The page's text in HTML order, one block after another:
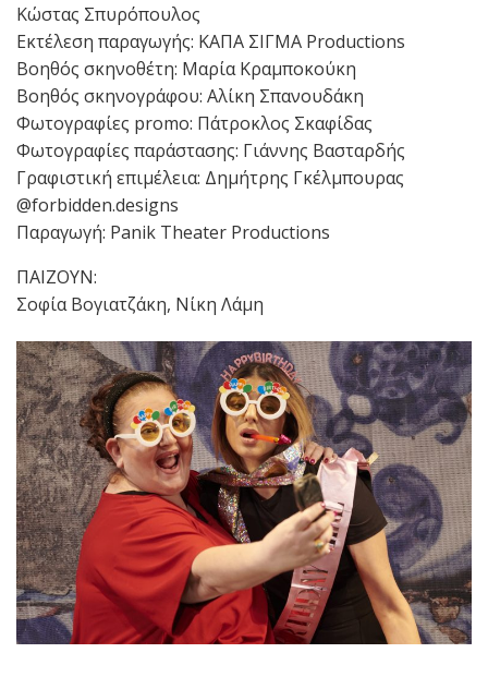
Κώστας Σπυρόπουλος
Εκτέλεση παραγωγής: ΚΑΠΑ ΣΙΓΜΑ Productions
Βοηθός σκηνοθέτη: Μαρία Κραμποκούκη
Βοηθός σκηνογράφου: Αλίκη Σπανουδάκη
Φωτογραφίες promo: Πάτροκλος Σκαφίδας
Φωτογραφίες παράστασης: Γιάννης Βασταρδής
Γραφιστική επιμέλεια: Δημήτρης Γκέλμπουρας
@forbidden.designs
Παραγωγή: Panik Theater Productions
ΠΑΙΖΟΥΝ:
Σοφία Βογιατζάκη, Νίκη Λάμη